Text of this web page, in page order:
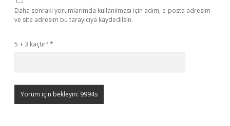
Daha sonraki yorumlarımda kullanılması için adım, e-posta adresim
ve site adresim bu tarayıcıya kaydedilsin.
5 + 3 kaçtır?*